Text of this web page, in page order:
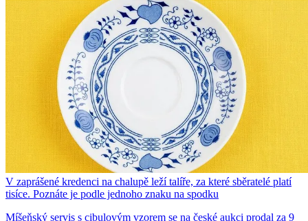
V zaprášené kredenci na chalupě leží talíře, za které sběratelé platí
tisíce. Poznáte je podle jednoho znaku na spodku
Míšeňský servis s cibulovým vzorem se na české aukci prodal za 9